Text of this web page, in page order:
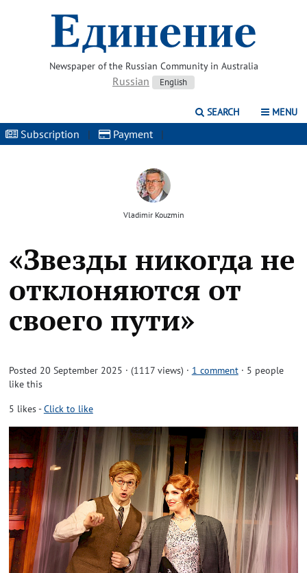
Newspaper of the Russian Community in Australia
Russian English
SEARCH MENU
Subscription | Payment |
Vladimir Kouzmin
«Звезды никогда не
отклоняются от
своего пути»
Posted 20 September 2025 · (1117 views) · 1 comment · 5 people
like this
5 likes-Click to like